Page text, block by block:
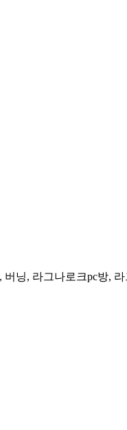
닝, 라그나로크pc방,